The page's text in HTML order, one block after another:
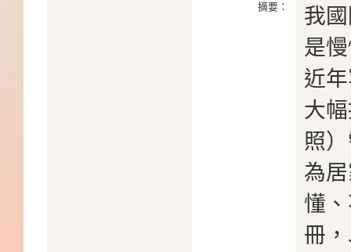
摘要：
我
是
近
大
照
為
懂
冊